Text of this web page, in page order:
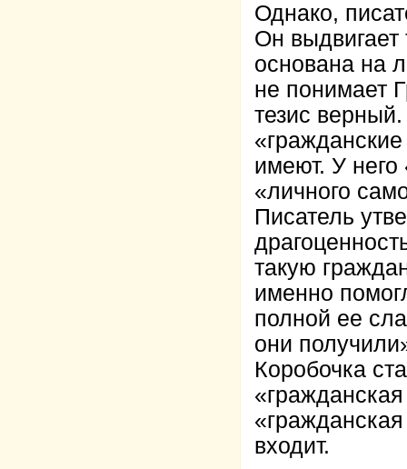
Однако,
Он выдвигает
основана на
не понимает
тезис
имеют. У
«личного
Писатель
такую
именно
полной ее
они
Коробочка
входит.